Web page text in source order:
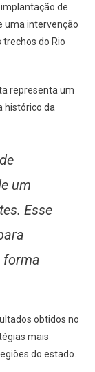
de
uma intervenção
do Rio
representa um
histórico da
um
Esse
forma
obtidos no
mais
do estado.